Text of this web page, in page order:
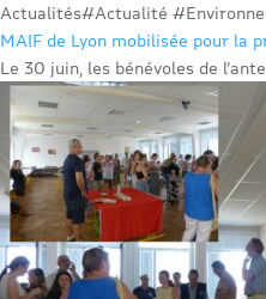
Actualités#Actualité
MAIF de Lyon mobilisée pour la
Le 30 juin, les bénévoles de